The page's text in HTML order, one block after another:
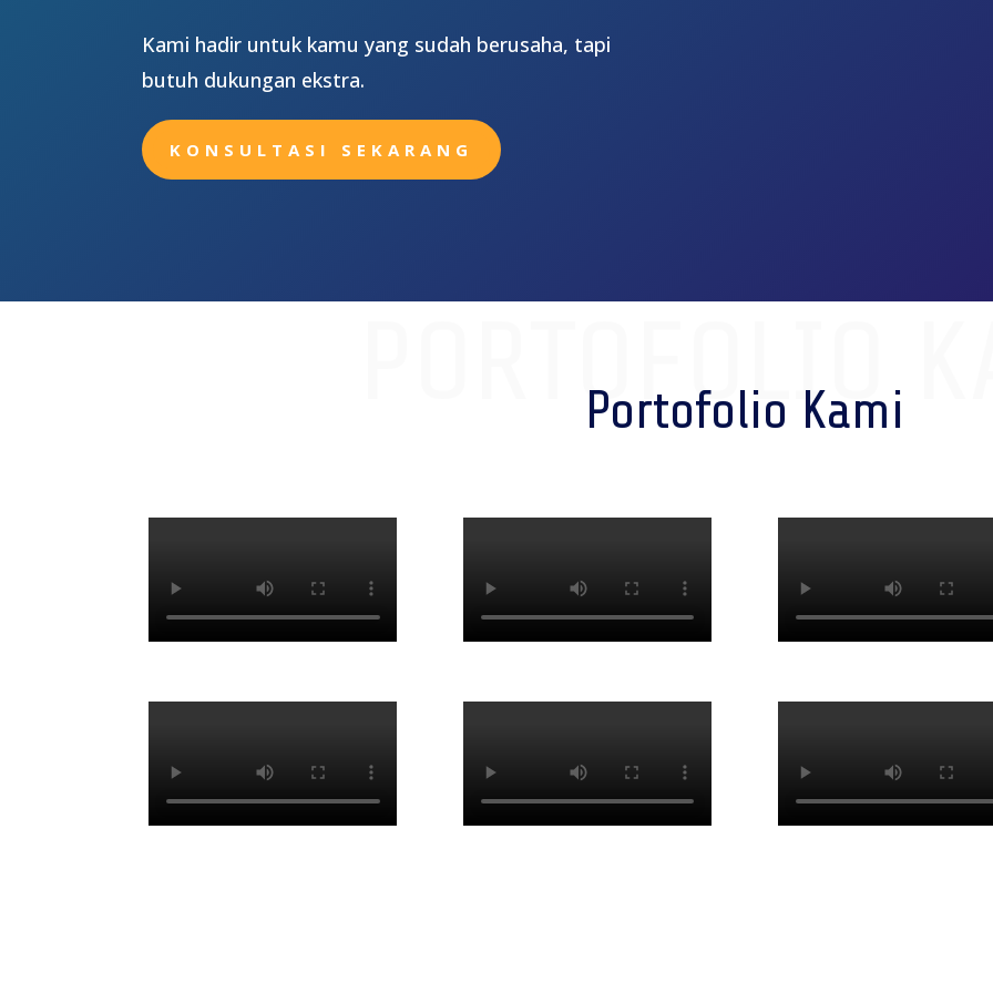
Kami hadir untuk kamu yang sudah berusaha, tapi
butuh dukungan ekstra.
KONSULTASI SEKARANG
PORTOFOLIO
Portofolio Kami